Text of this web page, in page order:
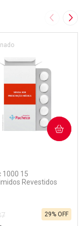
Imagem
1000 15
Revestidos
29% OFF
COMPRAR